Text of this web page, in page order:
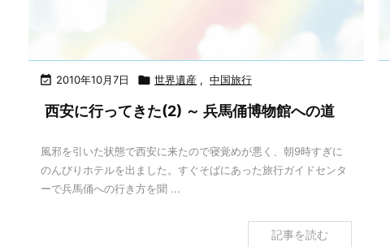
 2010年10月7日  世界遺産 , 中国旅行
西安に行ってきた(2) ～ 兵馬俑博物館への道
風邪を引いた状態で西安に来たので寝覚めが悪く、朝9時すぎに
のんびりホテルを出ました。すぐそばにあった旅行ガイドセンタ
ーで兵馬俑への行き方を聞 ...
記事を読む